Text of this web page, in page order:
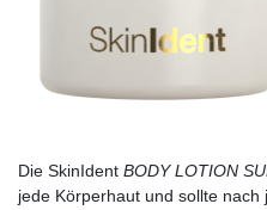
Die SkinIdent BODY LOTION
jede Körperhaut und sollte